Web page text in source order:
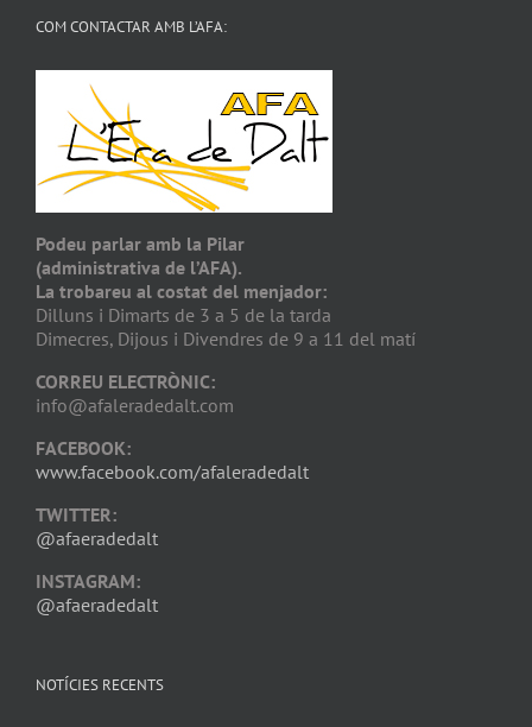
COM CONTACTAR AMB L’AFA:
Podeu parlar amb la Pilar
(administrativa de l’AFA).
La trobareu al costat del menjador:
Dilluns i Dimarts de 3 a 5 de la tarda
Dimecres, Dijous i Divendres de 9 a 11 del matí
CORREU ELECTRÒNIC:
info@afaleradedalt.com
FACEBOOK:
www.facebook.com/afaleradedalt
TWITTER:
@afaeradedalt
INSTAGRAM:
@afaeradedalt
NOTÍCIES RECENTS